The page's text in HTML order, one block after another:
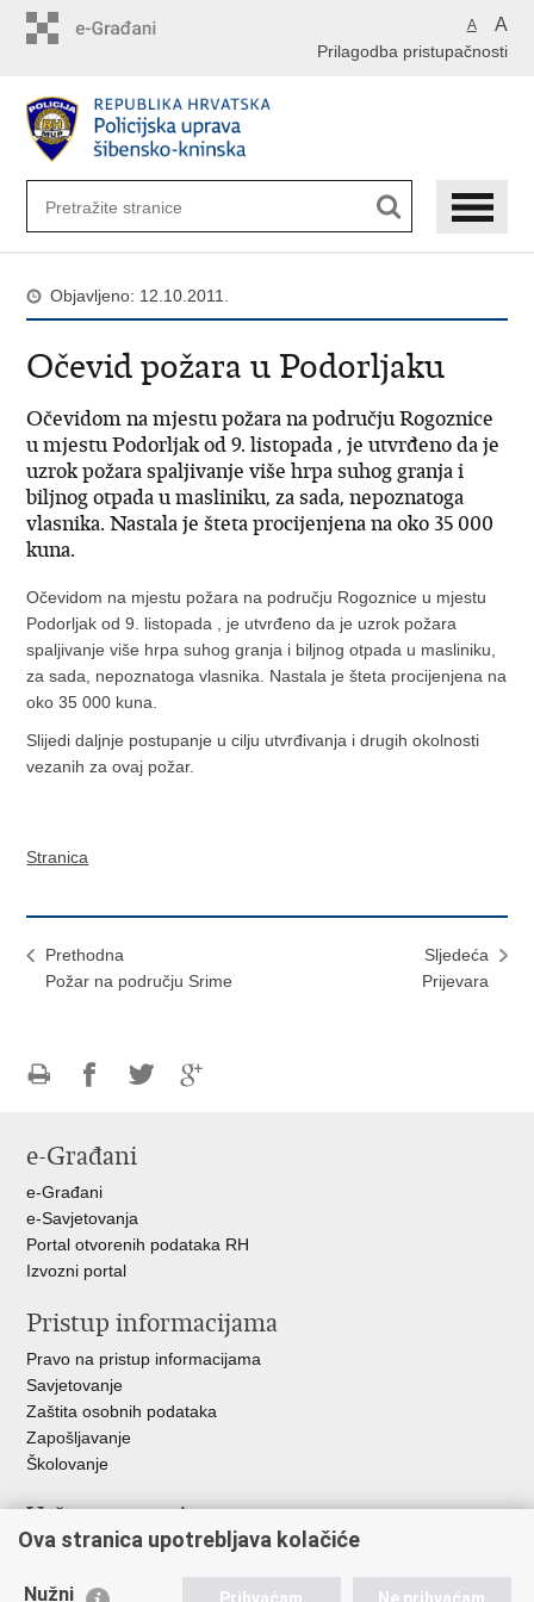
A A
Prilagodba pristupačnosti
Objavljeno: 12.10.2011.
Očevid požara u Podorljaku
Očevidom na mjestu požara na području Rogoznice
u mjestu Podorljak od 9. listopada , je utvrđeno da je
uzrok požara spaljivanje više hrpa suhog granja i
biljnog otpada u masliniku, za sada, nepoznatoga
vlasnika. Nastala je šteta procijenjena na oko 35 000
kuna.
Očevidom na mjestu požara na području Rogoznice u mjestu
Podorljak od 9. listopada , je utvrđeno da je uzrok požara
spaljivanje više hrpa suhog granja i biljnog otpada u masliniku,
za sada, nepoznatoga vlasnika. Nastala je šteta procijenjena na
oko 35 000 kuna.
Slijedi daljnje postupanje u cilju utvrđivanja i drugih okolnosti
vezanih za ovaj požar.
Stranica
Prethodna
Požar na području Srime
Sljedeća
Prijevara
FacebookuTwitteru
e-Građani
e-Građani
e-Savjetovanja
Portal otvorenih podataka RH
Izvozni portal
Pristup informacijama
Pravo na pristup informacijama
Savjetovanje
Zaštita osobnih podataka
Zapošljavanje
Školovanje
Važne poveznice
Ministarstvo unutarnjih poslova
Ova stranica upotrebljava kolačiće
Nužni Prihvaćam Ne prihvaćam